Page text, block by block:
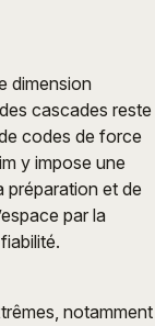
dimension
cascades reste
codes de force
y impose une
préparation et de
par la
notamment